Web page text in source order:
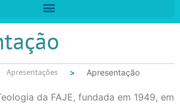
Apresentações Apresentação
da FAJE, fundada em 1949, em